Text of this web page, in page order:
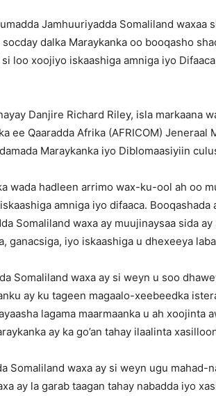
Jamhuuriyadda Somaliland waxaa
dalka Maraykanka oo booqasho
loo xoojiyo iskaashiga amniga iyo
Danjire Richard Riley, isla markaana
ee Qaaradda Afrika (AFRICOM) Jeneraal
Maraykanka iyo Diblomaasiyiin
wada hadleen arrimo wax-ku-ool ah oo
amniga iyo difaaca. Booqashada
Somaliland waxa ay muujinaysaa sida ay
ganacsiga, iyo iskaashiga u dhexeeya
Somaliland waxa ay si weyn u soo
ay ku tageen magaalo-xeebeedka
lagama maarmaanka u ah xoojinta
ay ka go’an tahay ilaalinta
Somaliland waxa ay si weyn ugu mahad-
ay la garab taagan tahay nabadda iyo